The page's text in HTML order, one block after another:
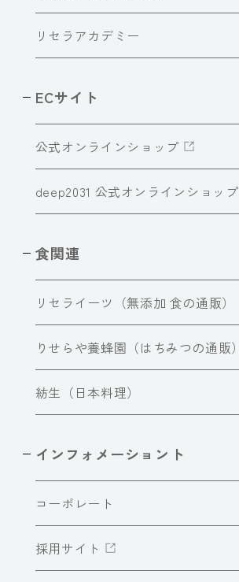
リセラアカデミー
ECサイト
公式オンラインショップ
deep2031 公式オンラインショップ
食関連
リセライーツ（無添加 食の通販）
りせらや養蜂園（はちみつの通販）
紡生（日本料理）
インフォメーショント
コーポレート
採用サイト